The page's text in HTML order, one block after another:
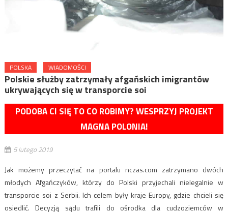
POLSKA WIADOMOŚCI
Polskie służby zatrzymały afgańskich imigrantów
ukrywających się w transporcie soi
PODOBA CI SIĘ TO CO ROBIMY? WESPRZYJ PROJEKT
MAGNA POLONIA!
5 lutego 2019
Jak możemy przeczytać na portalu nczas.com zatrzymano dwóch
młodych Afgańczyków, którzy do Polski przyjechali nielegalnie w
transporcie soi z Serbii. Ich celem były kraje Europy, gdzie chcieli się
osiedlić. Decyzją sądu trafili do ośrodka dla cudzoziemców w